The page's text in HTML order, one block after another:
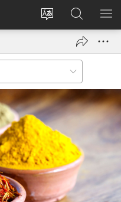
Pakeisti
svetainės
Prisijungti
(atsiveria Paieška
svetainėje
JW.ORG